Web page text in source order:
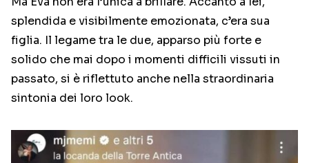
splendida e visibilmente emozionata, c’era sua
figlia. Il legame tra le due, apparso più forte e
solido che mai dopo i momenti difficili vissuti in
passato, si è riflettuto anche nella straordinaria
sintonia dei loro look.